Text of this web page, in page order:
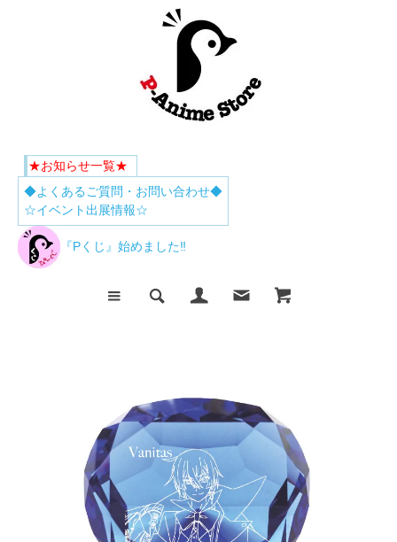
★お知らせ一覧★
◆よくあるご質問・お問い合わせ◆
☆イベント出展情報☆
『Pくじ』始めました‼